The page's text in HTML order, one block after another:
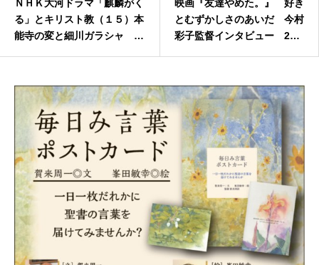
ＮＨＫ大河ドラマ「麒麟がく
る」とキリスト教（１５）本
能寺の変と細川ガラシャ 前
映画『友達やめた。』 好き
とむずかしさのあいだ 今村
彩子監督インタビュー 202